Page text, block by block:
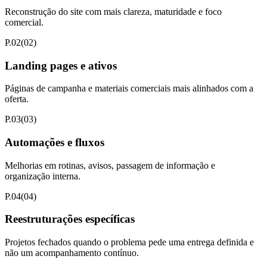
Reconstrução do site com mais clareza, maturidade e foco
comercial.
P.02(02)
Landing pages e ativos
Páginas de campanha e materiais comerciais mais alinhados com a
oferta.
P.03(03)
Automações e fluxos
Melhorias em rotinas, avisos, passagem de informação e
organização interna.
P.04(04)
Reestruturações específicas
Projetos fechados quando o problema pede uma entrega definida e
não um acompanhamento contínuo.